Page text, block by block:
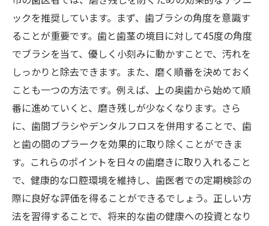
ックを推奨しています。まず、歯ブラシの角度を意識す
ることが重要です。歯と歯茎の境目に対して45度の角度
でブラシを当て、優しく小刻みに動かすことで、汚れを
しっかりと除去できます。また、磨く順番を決めておく
ことも一つの方法です。例えば、上の奥歯から始めて順
番に進めていくと、磨き残しが少なくなります。さら
に、歯間ブラシやデンタルフロスを併用することで、歯
と歯の間のプラークを効果的に取り除くことができま
す。これらのポイントを日々の歯磨きに取り入れること
で、健康的な口腔環境を維持し、歯医者での定期検診の
際に良好な評価を得ることができるでしょう。正しい方
法を習得することで、将来的な歯の健康への投資となり